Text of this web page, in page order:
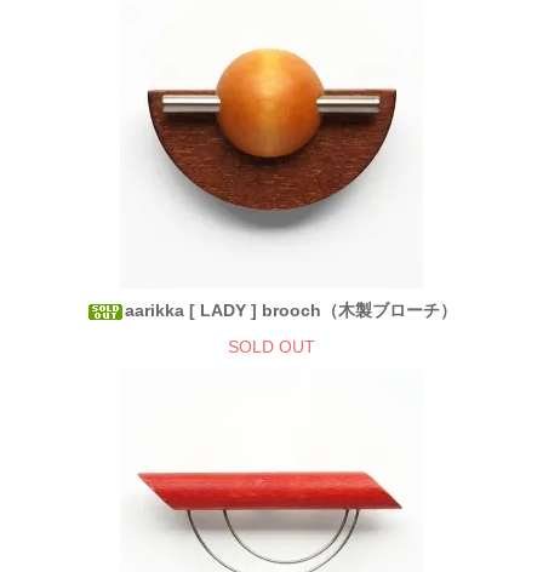
aarikka [ LADY ] brooch（木製ブローチ）
SOLD OUT